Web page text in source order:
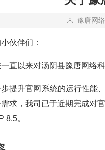
豫唐网络
伙伴们：
直以来对汤阴县豫唐网络
步提升官网系统的运行性能
求，我司已于近期完成对
8.5。